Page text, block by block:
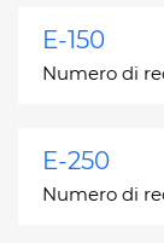
E-150
Numero di
E-250
Numero di